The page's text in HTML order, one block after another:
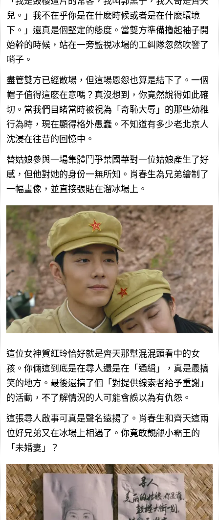
兒。」我不在乎你是在什麽時候或者是在什麽環境
下。」還真是個堅定的態度。當雙方準備擼起袖子開
始幹的時候，站在一旁監視冰場的工糾隊忽然吹響了
哨子。
盡管雙方已經散場，但這場恩怨也算是結下了。一個
帽子值得這麽在意嗎？真沒想到，你竟然說得如此確
切。當我們目睹當時被視為「奇恥大辱」的那些幼稚
行為時，現在顯得格外愚蠢。不知道有多少老北京人
沈浸在往昔的回憶中。
替姑娘參與一場集體鬥爭葉國華對一位姑娘產生了好
感，但他對她的身份一無所知。肖春生為兄弟繪制了
一幅畫像，並直接張貼在溜冰場上。
這位女神賀紅玲恰好就是齊天那幫混混頭看中的女
孩。你倆這到底是在尋人還是在「通緝」，真是最搞
笑的地方。最後還搞了個「對提供線索者給予重謝」
的活動，不了解情況的人可能會誤以為有仇怨。
這張尋人啟事可真是聲名遠揚了。肖春生和齊天這兩
位好兄弟又在冰場上相遇了。你竟敢覬覦小霸王的
「未婚妻」？